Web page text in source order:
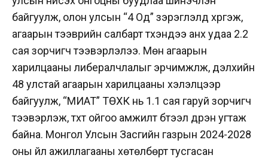
байгуулж, олон улсын “4 Од” зэрэглэлд хүргэж,
агаарын тээврийн салбарт түүхэндээ анх удаа 2.2
сая зорчигч тээвэрлэлээ. Мөн агаарын
харилцааны либералчлалыг эрчимжүүлж, дэлхийн
48 улстай агаарын харилцааны хэлэлцээр
байгуулж, “МИАТ” ТӨХК нь 1.1 сая гаруй зорчигч
тээвэрлэж, түүхт ойгоо амжилт бүтээл дүүрэн угтаж
байна. Монгол Улсын Засгийн газрын 2024-2028
оны үйл ажиллагааны хөтөлбөрт тусгасан